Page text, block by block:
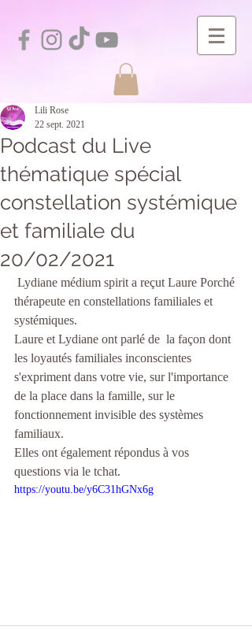
Podcast du Live
thématique spécial
constellation systémique
et familiale du
20/02/2021
Lili Rose
22 sept. 2021
thérapeute en constellations familiales et
systémiques.
Laure et Lydiane ont parlé de  la façon dont
les loyautés familiales inconscientes
s'expriment dans votre vie, sur l'importance
de la place dans la famille, sur le
fonctionnement invisible des systèmes
familiaux.
Elles ont également répondus à vos
questions via le tchat.
https://youtu.be/y6C31hGNx6g